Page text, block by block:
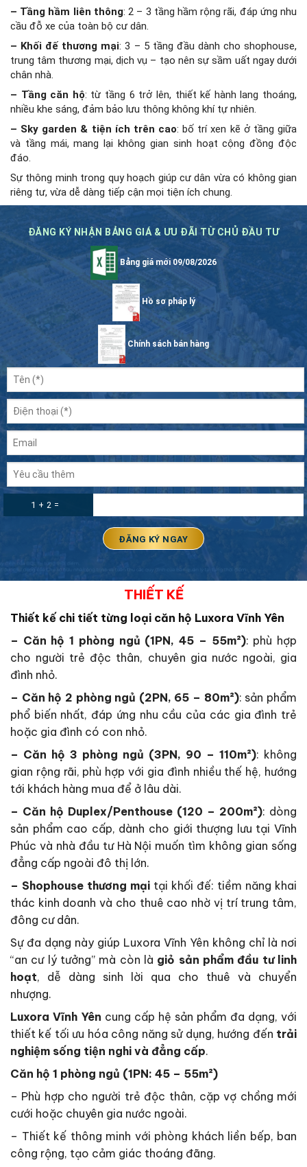
– Tầng hầm liên thông: 2 – 3 tầng hầm rộng rãi, đáp ứng nhu
cầu đỗ xe của toàn bộ cư dân.
– Khối đế thương mại: 3 – 5 tầng đầu dành cho shophouse,
trung tâm thương mại, dịch vụ – tạo nên sự sầm uất ngay dưới
chân nhà.
– Tầng căn hộ: từ tầng 6 trở lên, thiết kế hành lang thoáng,
nhiều khe sáng, đảm bảo lưu thông không khí tự nhiên.
– Sky garden & tiện ích trên cao: bố trí xen kẽ ở tầng giữa
và tầng mái, mang lại không gian sinh hoạt cộng đồng độc
đáo.
Sự thông minh trong quy hoạch giúp cư dân vừa có không gian
riêng tư, vừa dễ dàng tiếp cận mọi tiện ích chung.
ĐĂNG KÝ NHẬN BẢNG GIÁ & ƯU ĐÃI TỪ CHỦ ĐẦU TƯ
Bảng giá mới 09/08/2026
Hồ sơ pháp lý
Chính sách bán hàng
1 + 2 =
THIẾT KẾ
Thiết kế chi tiết từng loại căn hộ Luxora Vĩnh Yên
– Căn hộ 1 phòng ngủ (1PN, 45 – 55m²): phù hợp
cho người trẻ độc thân, chuyên gia nước ngoài, gia
đình nhỏ.
– Căn hộ 2 phòng ngủ (2PN, 65 – 80m²): sản phẩm
phổ biến nhất, đáp ứng nhu cầu của các gia đình trẻ
hoặc gia đình có con nhỏ.
– Căn hộ 3 phòng ngủ (3PN, 90 – 110m²): không
gian rộng rãi, phù hợp với gia đình nhiều thế hệ, hướng
tới khách hàng mua để ở lâu dài.
– Căn hộ Duplex/Penthouse (120 – 200m²): dòng
sản phẩm cao cấp, dành cho giới thượng lưu tại Vĩnh
Phúc và nhà đầu tư Hà Nội muốn tìm không gian sống
đẳng cấp ngoài đô thị lớn.
– Shophouse thương mại tại khối đế: tiềm năng khai
thác kinh doanh và cho thuê cao nhờ vị trí trung tâm,
đông cư dân.
Sự đa dạng này giúp Luxora Vĩnh Yên không chỉ là nơi
“an cư lý tưởng” mà còn là giỏ sản phẩm đầu tư linh
hoạt, dễ dàng sinh lời qua cho thuê và chuyển
nhượng.
Luxora Vĩnh Yên cung cấp hệ sản phẩm đa dạng, với
thiết kế tối ưu hóa công năng sử dụng, hướng đến trải
nghiệm sống tiện nghi và đẳng cấp.
Căn hộ 1 phòng ngủ (1PN: 45 – 55m²)
– Phù hợp cho người trẻ độc thân, cặp vợ chồng mới
cưới hoặc chuyên gia nước ngoài.
– Thiết kế thông minh với phòng khách liền bếp, ban
công rộng, tạo cảm giác thoáng đãng.